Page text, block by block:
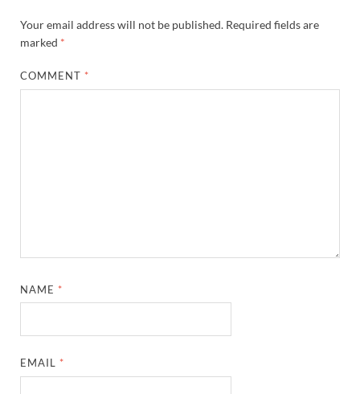
Your email address will not be published. Required fields are
marked *
COMMENT *
NAME *
EMAIL *